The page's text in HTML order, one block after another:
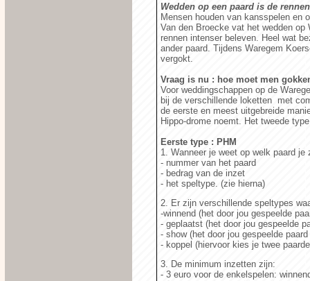
Wedden op een paard is de
Mensen houden van kansspelen en
Van den Broecke vat het wedden
rennen intenser beleven. Heel wat
ander paard. Tijdens Waregem
vergokt.
Vraag is nu : hoe moet men
Voor weddingschappen op de
bij de verschillende loketten met
de eerste en meest uitgebreide
Hippo-drome noemt. Het tweede
Eerste type : PHM
1. Wanneer je weet op welk paard
- nummer van het paard
- bedrag van de inzet
- het speltype. (zie hierna)
2. Er zijn verschillende speltypes
-winnend (het door jou gespeelde
- geplaatst (het door jou gespeelde
- show (het door jou gespeelde
- koppel (hiervoor kies je twee
3. De minimum inzetten zijn:
- 3 euro voor de enkelspelen: